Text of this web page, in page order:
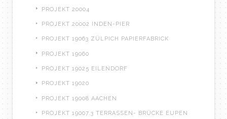
PROJEKT 20004
PROJEKT 20002 INDEN-PIER
PROJEKT 19063 ZÜLPICH PAPIERFABRICK
PROJEKT 19060
PROJEKT 19025 EILENDORF
PROJEKT 19020
PROJEKT 19008 AACHEN
PROJEKT 19007.3 TERRASSEN- BRÜCKE EUPEN